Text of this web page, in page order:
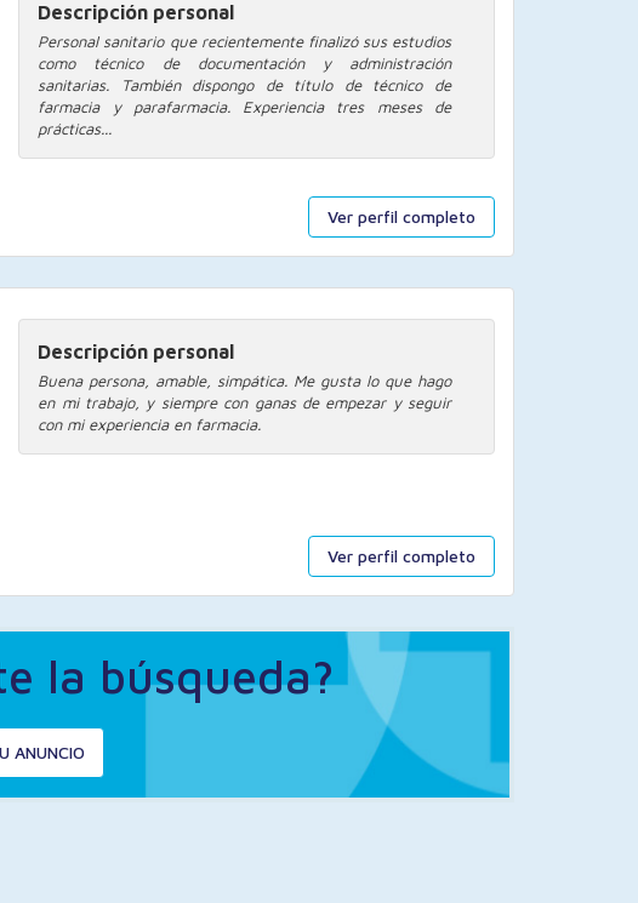
Ver perfil completo
Descripción personal
Personal sanitario que recientemente finalizó sus estudios
como técnico de documentación y administración
sanitarias. También dispongo de título de técnico de
farmacia y parafarmacia. Experiencia tres meses de
prácticas...
Ver perfil completo
Descripción personal
Buena persona, amable, simpática. Me gusta lo que hago
en mi trabajo, y siempre con ganas de empezar y seguir
con mi experiencia en farmacia.
la búsqueda?
ANUNCIO